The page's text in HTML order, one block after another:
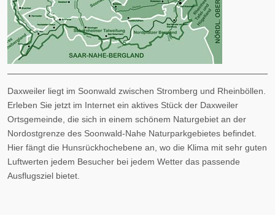
Daxweiler liegt im Soonwald zwischen Stromberg und Rheinböllen.
Erleben Sie jetzt im Internet ein aktives Stück der Daxweiler
Ortsgemeinde, die sich in einem schönem Naturgebiet an der
Nordostgrenze des Soonwald-Nahe Naturparkgebietes befindet.
Hier fängt die Hunsrückhochebene an, wo die Klima mit sehr guten
Luftwerten jedem Besucher bei jedem Wetter das passende
Ausflugsziel bietet.